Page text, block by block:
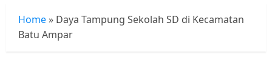
Home » Daya Tampung Sekolah SD di Kecamatan
Batu Ampar